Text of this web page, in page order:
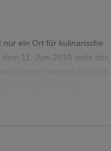
ein Ort für kulinarische
11. Juni 2010 steht das
sein, und das